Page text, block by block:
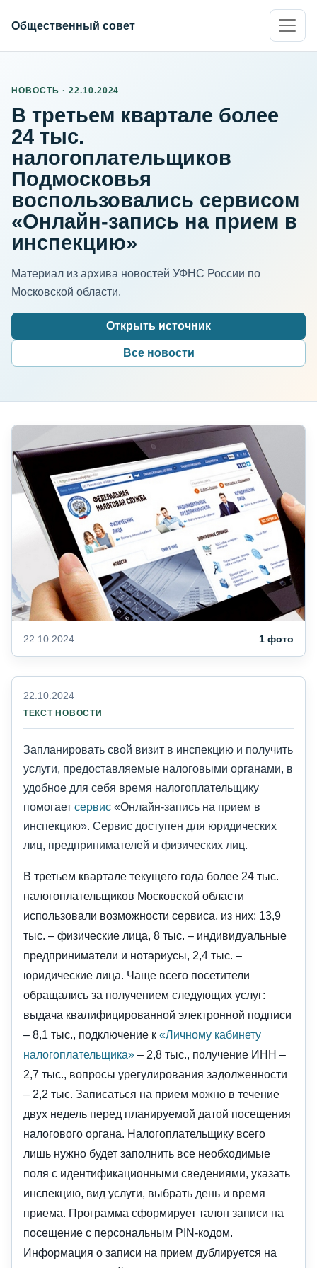
Общественный совет
НОВОСТЬ · 22.10.2024
В третьем квартале более
24 тыс.
налогоплательщиков
Подмосковья
воспользовались сервисом
«Онлайн-запись на прием в
инспекцию»
Материал из архива новостей УФНС России по
Московской области.
Открыть источник
Все новости
22.10.2024 1 фото
22.10.2024
ТЕКСТ НОВОСТИ
Запланировать свой визит в инспекцию и получить
услуги, предоставляемые налоговыми органами, в
удобное для себя время налогоплательщику
помогает сервис «Онлайн-запись на прием в
инспекцию». Сервис доступен для юридических
лиц, предпринимателей и физических лиц.
В третьем квартале текущего года более 24 тыс.
налогоплательщиков Московской области
использовали возможности сервиса, из них: 13,9
тыс. – физические лица, 8 тыс. – индивидуальные
предприниматели и нотариусы, 2,4 тыс. –
юридические лица. Чаще всего посетители
обращались за получением следующих услуг:
выдача квалифицированной электронной подписи
– 8,1 тыс., подключение к «Личному кабинету
налогоплательщика» – 2,8 тыс., получение ИНН –
2,7 тыс., вопросы урегулирования задолженности
– 2,2 тыс. Записаться на прием можно в течение
двух недель перед планируемой датой посещения
налогового органа. Налогоплательщику всего
лишь нужно будет заполнить все необходимые
поля с идентификационными сведениями, указать
инспекцию, вид услуги, выбрать день и время
приема. Программа сформирует талон записи на
посещение с персональным PIN-кодом.
Информация о записи на прием дублируется на